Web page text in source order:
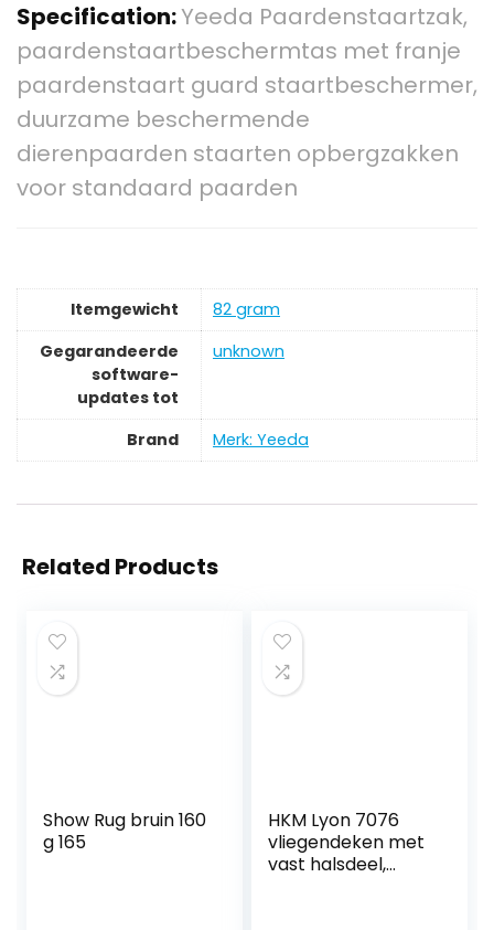
Specification:Yeeda Paardenstaartzak,
paardenstaartbeschermtas met franje
paardenstaart guard staartbeschermer,
duurzame beschermende
dierenpaarden staarten opbergzakken
voor standaard paarden
Itemgewicht
‎82 gram
Gegarandeerde
software-
updates tot
‎unknown
Brand Merk: Yeeda
Related Products
Show Rug bruin 160
g 165
HKM Lyon 7076
vliegendeken met
vast halsdeel,